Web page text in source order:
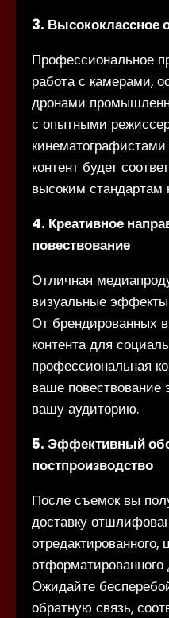
3. Высококлассное
Профессиональное
работа с камерами,
дронами
с опытными
контент будет
высоким стандартам
4. Креативное
повествование
Отличная
визуальные
От брендированных
контента для
профессиональная
ваше повествование
вашу аудиторию.
5. Эффективный
постпроизводство
После съемок вы
доставку
отредактированного,
Ожидайте
обратную связь,